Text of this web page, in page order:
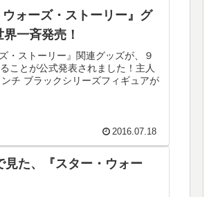
ウォーズ・ストーリー』グ
一斉発売！
・ストーリー』関連グッズが、９
ことが公式発表されました！主人
チ ブラックシリーズフィギュアが
2016.07.18
見た、『スター・ウォー